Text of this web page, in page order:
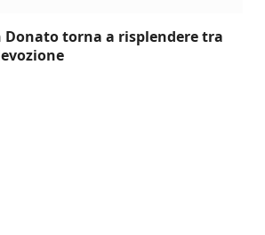
Donato torna a risplendere tra